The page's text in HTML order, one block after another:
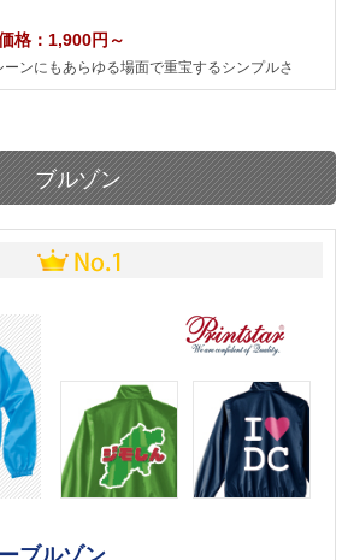
格：1,900円～
ンにもあらゆる場面で重宝するシンプルさ
ブルゾン
ブルゾン